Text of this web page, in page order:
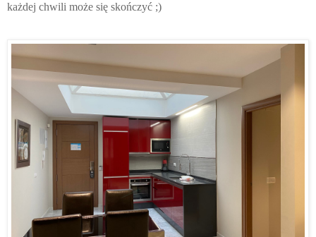
każdej chwili może się skończyć ;)